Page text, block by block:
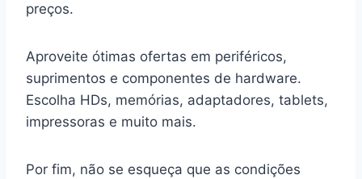
preços.
Aproveite ótimas ofertas em periféricos,
suprimentos e componentes de hardware.
Escolha HDs, memórias, adaptadores, tablets,
impressoras e muito mais.
Por fim, não se esqueça que as condições